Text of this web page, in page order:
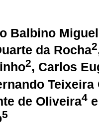
Balbino Miguel
da Rocha2
2, Carlos
Teixeira
de Oliveira4
5